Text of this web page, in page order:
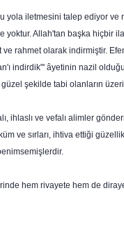
iletmesini talep ediyor
Allah'tan başka hiçbir
rahmet olarak indirmiş­tir.
indirdik"' âyetinin nazil
güzel şekilde tabi olanların
ihlaslı ve vefalı alimler
ve sırları, ihtiva ettiği
hem rivayete hem de